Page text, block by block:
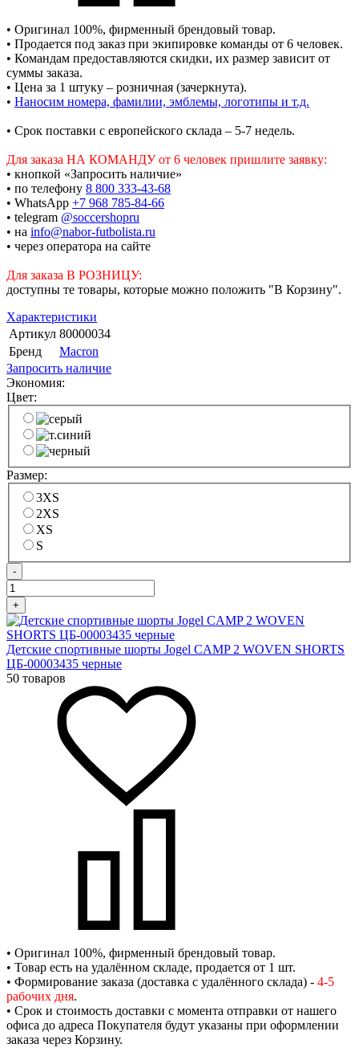
• Оригинал 100%, фирменный брендовый товар.
• Продается под заказ при экипировке команды от 6 человек.
• Командам предоставляются скидки, их размер зависит от
суммы заказа.
• Цена за 1 штуку – розничная (зачеркнута).
• Наносим номера, фамилии, эмблемы, логотипы и т.д.
• Срок поставки с европейского склада – 5-7 недель.
Для заказа НА КОМАНДУ от 6 человек пришлите заявку:
• кнопкой «Запросить наличие»
• по телефону 8 800 333-43-68
• WhatsApp +7 968 785-84-66
• telegram @soccershopru
• на info@nabor-futbolista.ru
• через оператора на сайте
Для заказа В РОЗНИЦУ:
доступны те товары, которые можно положить "В Корзину".
Характеристики
Артикул 80000034
Бренд
Macron
Запросить наличие
Экономия:
Цвет:
Размер:
3XS
2XS
XS
S
-
+
Детские спортивные шорты Jogel CAMP 2 WOVEN SHORTS
ЦБ-00003435 черные
50 товаров
• Оригинал 100%, фирменный брендовый товар.
• Товар есть на удалённом складе, продается от 1 шт.
• Формирование заказа (доставка с удалённого склада) - 4-5
рабочих дня.
• Срок и стоимость доставки с момента отправки от нашего
офиса до адреса Покупателя будут указаны при оформлении
заказа через Корзину.